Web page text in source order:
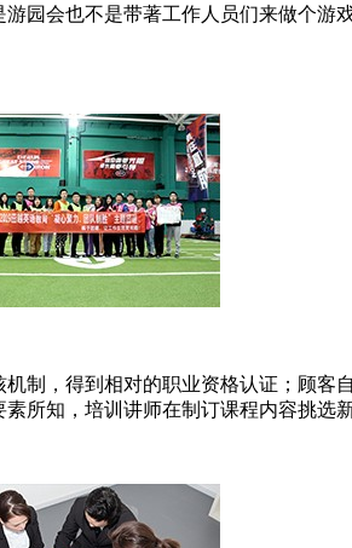
园会也不是带著工作人员们来做个游
制，得到相对的职业资格认证；顾客
所知，培训讲师在制订课程内容挑选